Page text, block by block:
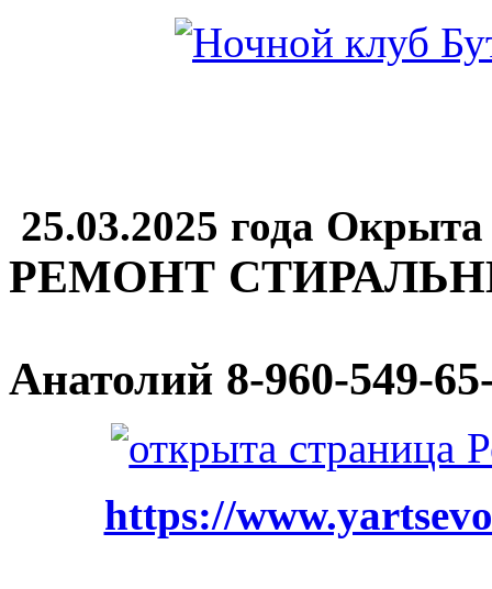
25.03.2025 года
РЕМОНТ
Анатолий 8-960-549-
https://